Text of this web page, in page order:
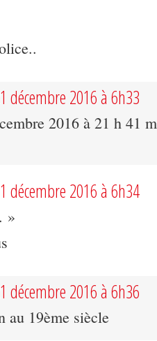
décembre 2016 à 6h33
2016 à 21 h 41
décembre 2016 à 6h34
»
décembre 2016 à 6h36
au 19ème siècle